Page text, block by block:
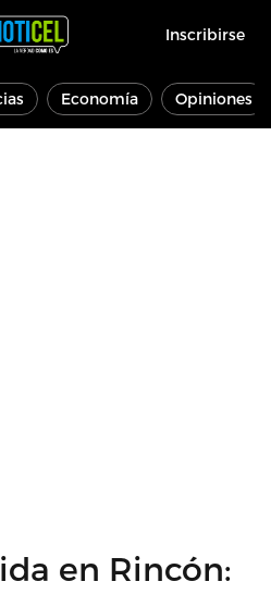
Inscribirse
Economía Opiniones
en Rincón: